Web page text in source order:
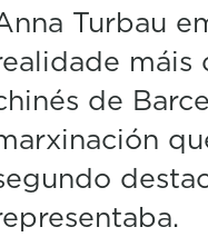
Turbau
de